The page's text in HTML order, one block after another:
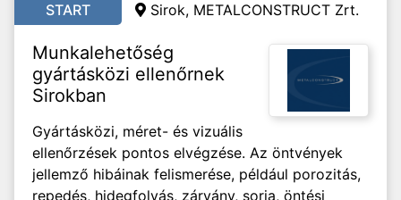
START Sirok, METALCONSTRUCT Zrt.
Munkalehetőség
gyártásközi ellenőrnek
Sirokban
Gyártásközi, méret- és vizuális
ellenőrzések pontos elvégzése. Az öntvények
jellemző hibáinak felismerése, például porozitás,
repedés, hidegfolyás, zárvány, sorja, öntési